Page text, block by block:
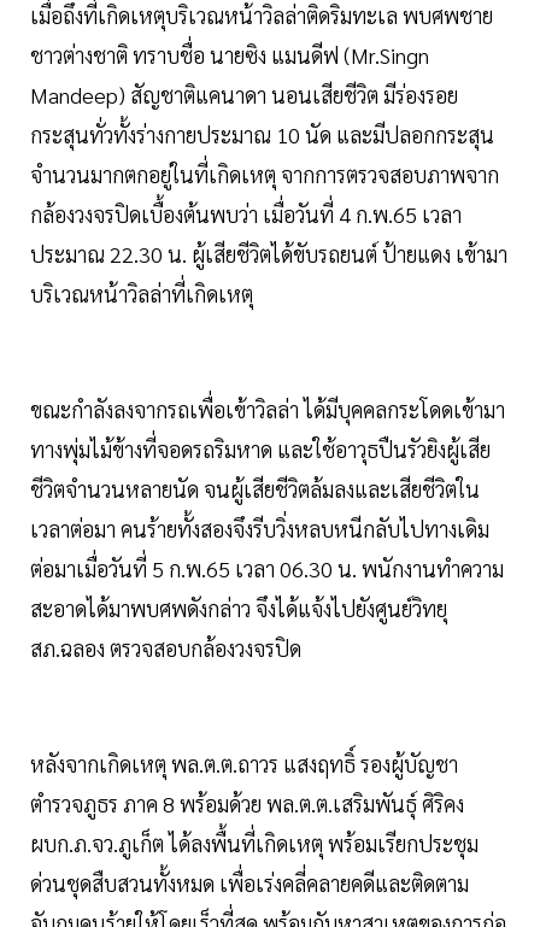
เมื่อถึงที่เกิดเหตุบริเวณหน้าวิลล่าติดริมทะเล พบศพชาย
ชาวต่างชาติ ทราบชื่อ นายซิง แมนดีฟ (Mr.Singn
Mandeep) สัญชาติแคนาดา นอนเสียชีวิต มีร่องรอย
กระสุนทั่วทั้งร่างกายประมาณ 10 นัด และมีปลอกกระสุน
จำนวนมากตกอยู่ในที่เกิดเหตุ จากการตรวจสอบภาพจาก
กล้องวงจรปิดเบื้องต้นพบว่า เมื่อวันที่ 4 ก.พ.65 เวลา
ประมาณ 22.30 น. ผู้เสียชีวิตได้ขับรถยนต์ ป้ายแดง เข้ามา
บริเวณหน้าวิลล่าที่เกิดเหตุ
ขณะกำลังลงจากรถเพื่อเข้าวิลล่า ได้มีบุคคลกระโดดเข้ามา
ทางพุ่มไม้ข้างที่จอดรถริมหาด และใช้อาวุธปืนรัวยิงผู้เสีย
ชีวิตจำนวนหลายนัด จนผู้เสียชีวิตล้มลงและเสียชีวิตใน
เวลาต่อมา คนร้ายทั้งสองจึงรีบวิ่งหลบหนีกลับไปทางเดิม
ต่อมาเมื่อวันที่ 5 ก.พ.65 เวลา 06.30 น. พนักงานทำความ
สะอาดได้มาพบศพดังกล่าว จึงได้แจ้งไปยังศูนย์วิทยุ
สภ.ฉลอง ตรวจสอบกล้องวงจรปิด
หลังจากเกิดเหตุ พล.ต.ต.ถาวร แสงฤทธิ์ รองผู้บัญชา
ตำรวจภูธร ภาค 8 พร้อมด้วย พล.ต.ต.เสริมพันธุ์ ศิริคง
ผบก.ภ.จว.ภูเก็ต ได้ลงพื้นที่เกิดเหตุ พร้อมเรียกประชุม
ด่วนชุดสืบสวนทั้งหมด เพื่อเร่งคลี่คลายคดีและติดตาม